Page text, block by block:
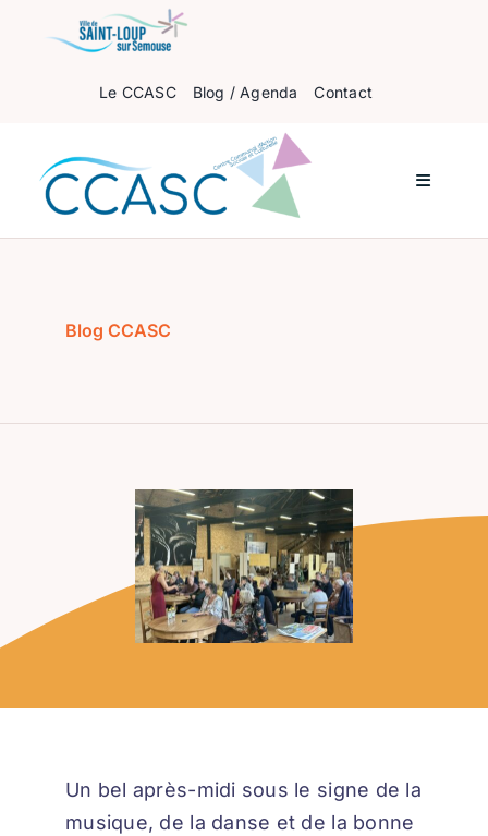
Le CCASC Blog / Agenda Contact
Accueil
Blog CCASC
Un bel après-midi sous le signe de la
musique, de la danse et de la bonne